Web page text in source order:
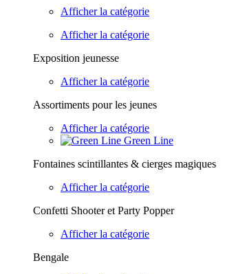
Afficher la catégorie
Afficher la catégorie
Exposition jeunesse
Afficher la catégorie
Assortiments pour les jeunes
Afficher la catégorie
Green Line
Fontaines scintillantes & cierges magiques
Afficher la catégorie
Confetti Shooter et Party Popper
Afficher la catégorie
Bengale